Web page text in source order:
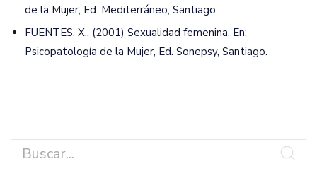
de la Mujer, Ed. Mediterráneo, Santiago.
FUENTES, X., (2001) Sexualidad femenina. En:
Psicopatología de la Mujer, Ed. Sonepsy, Santiago.